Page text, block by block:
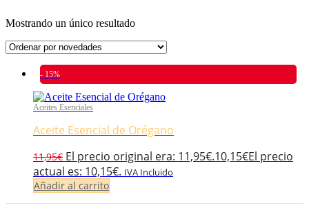
Mostrando un único resultado
- 15%
Aceites Esenciales
Aceite Esencial de Orégano
11,95€ El precio original era: 11,95€.10,15€El precio
actual es: 10,15€. IVA Incluido
Añadir al carrito